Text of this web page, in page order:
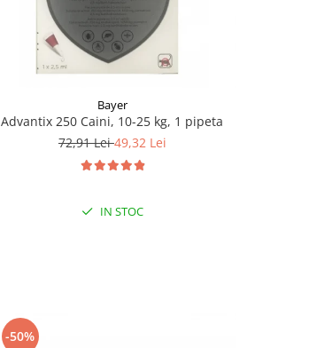
Bayer
Advantix 250 Caini, 10-25 kg, 1 pipeta
72,91 Lei49,32 Lei
IN STOC
-50%